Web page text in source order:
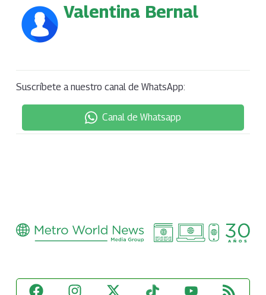
Valentina Bernal
Suscríbete a nuestro canal de WhatsApp:
Canal de Whatsapp